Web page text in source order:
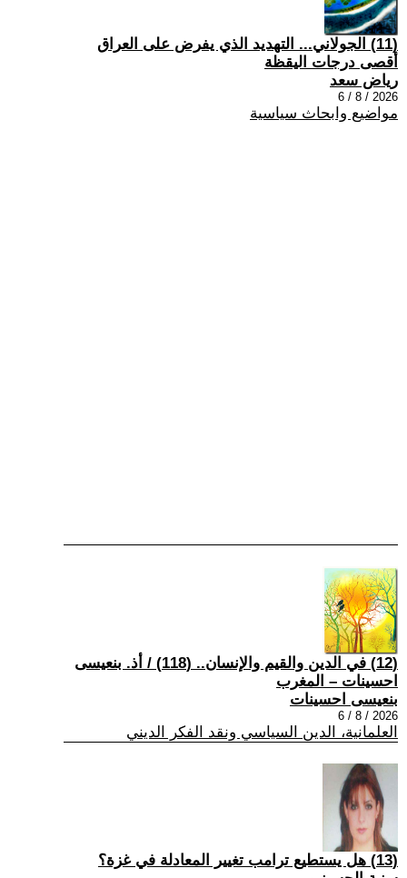
(11) الجولاني... التهديد الذي يفرض على العراق
أقصى درجات اليقظة
رياض سعد
2026 / 8 / 6
مواضيع وابحاث سياسية
(12) في الدين والقيم والإنسان.. (118) / أذ. بنعيسى
احسينات – المغرب
بنعيسى احسينات
2026 / 8 / 6
العلمانية، الدين السياسي ونقد الفكر الديني
(13) هل يستطيع ترامب تغيير المعادلة في غزة؟